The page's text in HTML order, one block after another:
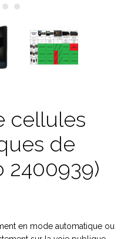
cellules
de
2400939)
en mode automatique ou